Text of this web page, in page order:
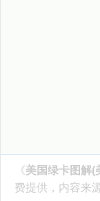
《美国绿卡图解(
费提供，内容来